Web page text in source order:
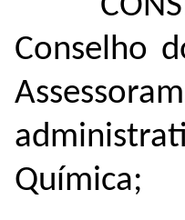
Conselho
Química;